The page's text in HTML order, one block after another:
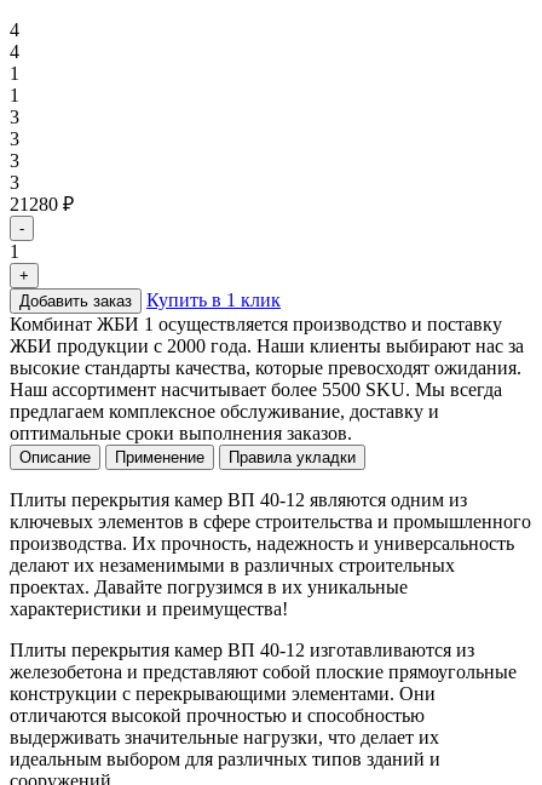
4
4
1
1
3
3
3
3
21280 ₽
-
1
+
Добавить заказ
Купить в 1 клик
Комбинат ЖБИ 1 осуществляется производство и поставку
ЖБИ продукции с 2000 года. Наши клиенты выбирают нас за
высокие стандарты качества, которые превосходят ожидания.
Наш ассортимент насчитывает более 5500 SKU. Мы всегда
предлагаем комплексное обслуживание, доставку и
оптимальные сроки выполнения заказов.
Описание Применение Правила укладки
Плиты перекрытия камер ВП 40-12 являются одним из
ключевых элементов в сфере строительства и промышленного
производства. Их прочность, надежность и универсальность
делают их незаменимыми в различных строительных
проектах. Давайте погрузимся в их уникальные
характеристики и преимущества!
Плиты перекрытия камер ВП 40-12 изготавливаются из
железобетона и представляют собой плоские прямоугольные
конструкции с перекрывающими элементами. Они
отличаются высокой прочностью и способностью
выдерживать значительные нагрузки, что делает их
идеальным выбором для различных типов зданий и
сооружений.